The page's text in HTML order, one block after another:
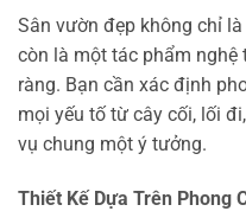
Sân vườn đẹp không chỉ
còn là một tác phẩm nghệ
ràng. Bạn cần xác định
mọi yếu tố từ cây cối, lối
vụ chung một ý tưởng.
Thiết Kế Dựa Trên Phong